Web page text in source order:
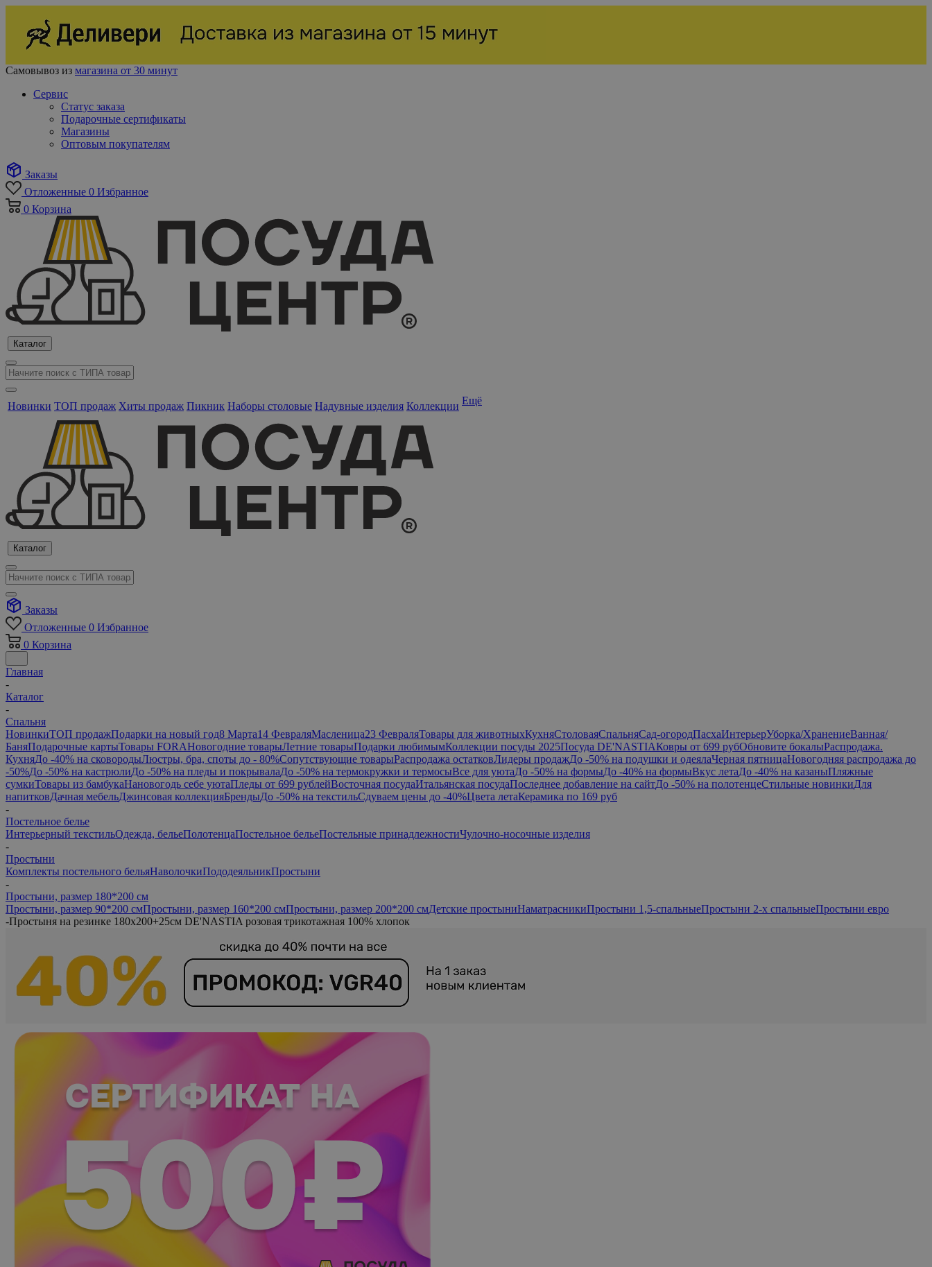
Самовывоз из магазина от 30 минут
Сервис
Статус заказа
Подарочные сертификаты
Магазины
Оптовым покупателям
Заказы
Отложенные 0 Избранное
0 Корзина
Каталог
Новинки ТОП продаж Хиты продаж Пикник Наборы столовые Надувные изделия Коллекции Ещё
Каталог
Заказы
Отложенные 0 Избранное
0 Корзина
Главная
-
Каталог
-
Спальня
НовинкиТОП продажПодарки на новый год8 Марта14 ФевраляМасленица23 ФевраляТовары для животныхКухняСтоловаяСпальняСад-огородПасхаИнтерьерУборка/ХранениеВанная/
БаняПодарочные картыТовары FORAНовогодние товарыЛетние товарыПодарки любимымКоллекции посуды 2025Посуда DE'NASTIAКовры от 699 рубОбновите бокалыРаспродажа.
КухняДо -40% на сковородыЛюстры, бра, споты до - 80%Сопутствующие товарыРаспродажа остатковЛидеры продажДо -50% на подушки и одеялаЧерная пятницаНовогодняя распродажа до
-50%До -50% на кастрюлиДо -50% на пледы и покрывалаДо -50% на термокружки и термосыВсе для уютаДо -50% на формыДо -40% на формыВкус летаДо -40% на казаныПляжные
сумкиТовары из бамбукаНановогодь себе уютаПледы от 699 рублейВосточная посудаИтальянская посудаПоследнее добавление на сайтДо -50% на полотенцеСтильные новинкиДля
напитковДачная мебельДжинсовая коллекцияБрендыДо -50% на текстильСдуваем цены до -40%Цвета летаКерамика по 169 руб
-
Постельное белье
Интерьерный текстильОдежда, бельеПолотенцаПостельное бельеПостельные принадлежностиЧулочно-носочные изделия
-
Простыни
Комплекты постельного бельяНаволочкиПододеяльникПростыни
-
Простыни, размер 180*200 см
Простыни, размер 90*200 смПростыни, размер 160*200 смПростыни, размер 200*200 смДетские простыниНаматрасникиПростыни 1,5-спальныеПростыни 2-х спальныеПростыни евро
-Простыня на резинке 180x200+25см DE'NASTIA розовая трикотажная 100% хлопок